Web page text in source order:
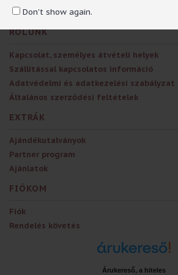
Don't show again.
RÓLUNK
Kapcsolat, személyes átvételi helyek
Szállítással kapcsolatos információ
Adatvédelmi és adatkezelési szabályzat
Általános szerződési feltételek
EXTRÁK
Ajándékutalványok
Partner program
Ajánlatok
FIÓKOM
Fiók
Rendelés követés
Árukereső, a hiteles